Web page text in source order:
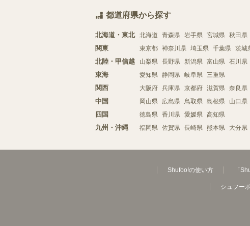
都道府県から探す
北海道・東北 北海道 青森県 岩手県 宮城県 秋田県
関東 東京都 神奈川県 埼玉県 千葉県 茨城
北陸・甲信越 山梨県 長野県 新潟県 富山県 石川県
東海 愛知県 静岡県 岐阜県 三重県
関西 大阪府 兵庫県 京都府 滋賀県 奈良県
中国 岡山県 広島県 鳥取県 島根県 山口県
四国 徳島県 香川県 愛媛県 高知県
九州・沖縄 福岡県 佐賀県 長崎県 熊本県 大分県
Shufoo!の使い方 「
シュフー